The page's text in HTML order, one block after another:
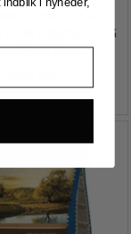
- CHICKEN &
LOW GRAIN, 13 KG
KG EKSTRA